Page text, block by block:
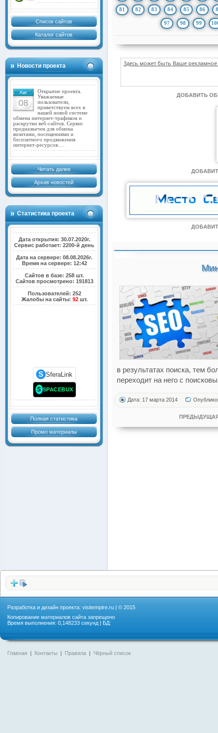
Список сайтов
Каталог сайтов
Новости проекта
Авг
08
Открытие проекта.
Уважаемые
пользователи,
приветствуем всех в
нашей новой системе
обмена интернет-трафиком и
раскрутки веб-сайтов. Сервис
предназначен для обмена
визитами, посещениями и
бесплатного продвижения
интернет-ресурсов.…
Читать далее
Архив новостей
Статистика проекта
Дата открытия: 30.07.2020г.
Сервис работает: 2200-й день
Дата на сервере: 08.08.2026г.
Время на сервере: 12:42
Сайтов в базе: 258 шт.
Сайтов просмотрено: 191813
Пользователей: 252
Жалобы на сайты: 92шт.
S SferaLink
S SPACEBUX
Полная статистика
Промо материалы
81 82 83 84 85 86
97 98 99
Здесь может быть Ваше
ДОБАВИТЬ
в результатах поиска, тем
переходит на него с
Дата: 17 марта 2014
Разработка и дизайн проекта: visitempire.ru | © 2015
Копирование материалов сайта запрещено
Время выполнения: 0,148233 секунд | БД:
Главная | Контакты | Правила | Чёрный список